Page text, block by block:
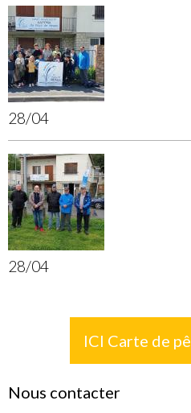
28/04
28/04
ICI Carte de
Nous contacter